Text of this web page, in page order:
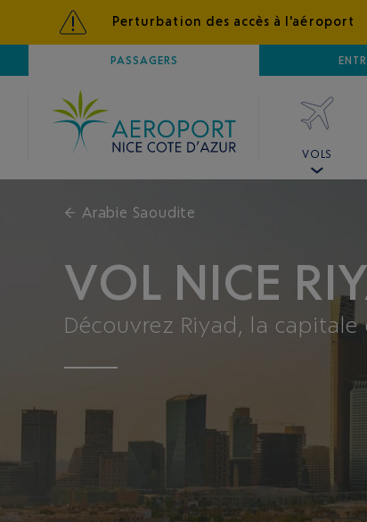
Perturbation des accès à l'aéroport
PASSAGERS
AÉROPORTNICE CÔTE D'AZUR
VOLS
← Arabie Saoudite
VOL NICE
Découvrez Riyad, la